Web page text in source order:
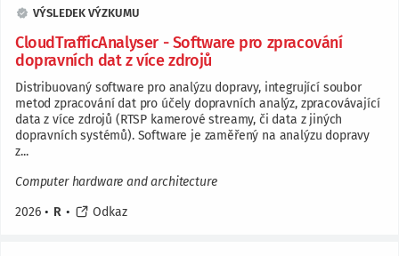
VÝSLEDEK VÝZKUMU
CloudTrafficAnalyser - Software pro zpracování
dopravních dat z více zdrojů
Distribuovaný software pro analýzu dopravy, integrující soubor
metod zpracování dat pro účely dopravních analýz, zpracovávající
data z více zdrojů (RTSP kamerové streamy, či data z jiných
dopravních systémů). Software je zaměřený na analýzu dopravy
z...
Computer hardware and architecture
2026 • R • Odkaz